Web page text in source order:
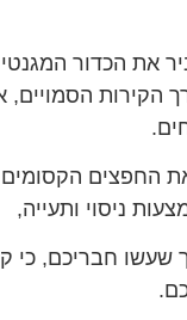
את הכדור
הקירות
החפצים הקסומים
ניסוי ותעייה,
שעשו חבריכם, כי